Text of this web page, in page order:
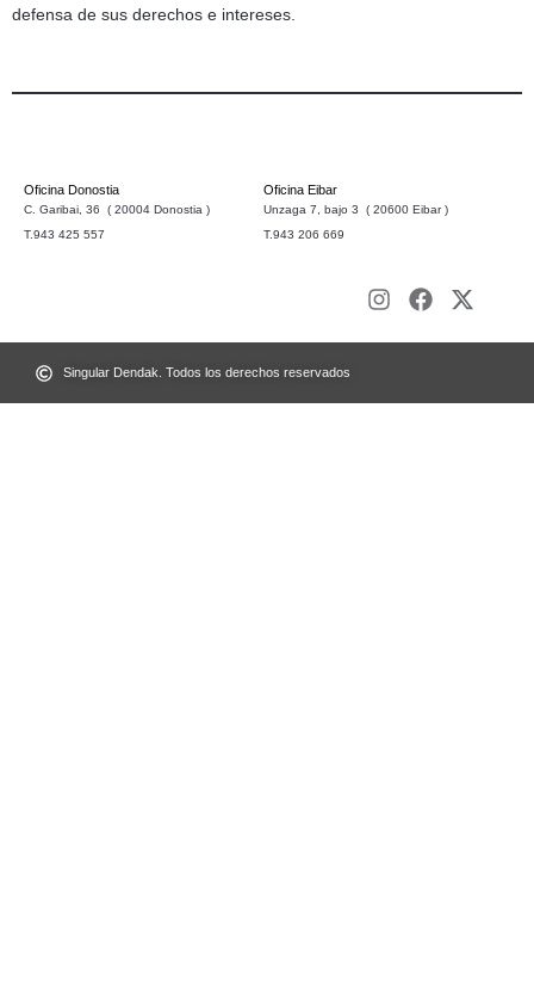
defensa de sus derechos e intereses.
Oficina Donostia
C. Garibai, 36 ( 20004 Donostia )
T.943 425 557
Oficina Eibar
Unzaga 7, bajo 3 ( 20600 Eibar )
T.943 206 669
Singular Dendak. Todos los derechos reservados